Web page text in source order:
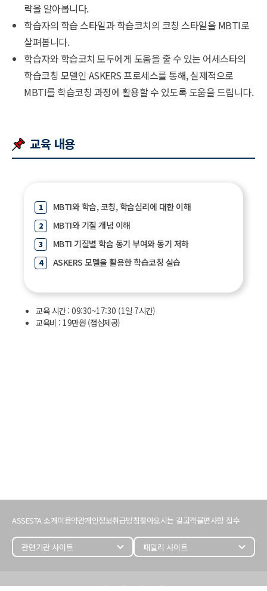
략을 알아봅니다.
학습자의 학습 스타일과 학습코치의 코칭 스타일을 MBTI로
살펴봅니다.
학습자와 학습코치 모두에게 도움을 줄 수 있는 어세스타의
학습코칭 모델인 ASKERS 프로세스를 통해, 실제적으로
MBTI를 학습코칭 과정에 활용할 수 있도록 도움을 드립니다.
교육 내용
MBTI와 학습, 코칭, 학습심리에 대한 이해
MBTI와 기질 개념 이해
MBTI 기질별 학습 동기 부여와 동기 저하
ASKERS 모델을 활용한 학습코칭 실습
교육 시간 : 09:30~17:30 (1일 7시간)
교육비 : 19만원 (점심제공)
서
ASSESTA 소개이용약관개인정보취급방침찾아오시는 길고객불편사항 접수
expand_more
expand_more
세